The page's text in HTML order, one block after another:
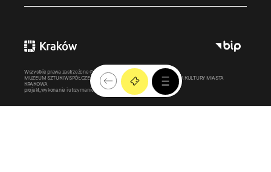
Wszystkie prawa zastrzeżone ©MOCAK
2011-2026
MUZEUM SZTUKI WSPÓŁCZESNEJ W KRAKOWIE MOCAK – INSTYTUCJA KULTURY MIASTA
KRAKOWA
projekt, wykonanie i utrzymanie:
Bonjour.pl